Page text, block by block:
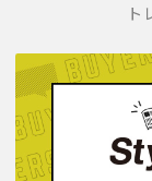
ト